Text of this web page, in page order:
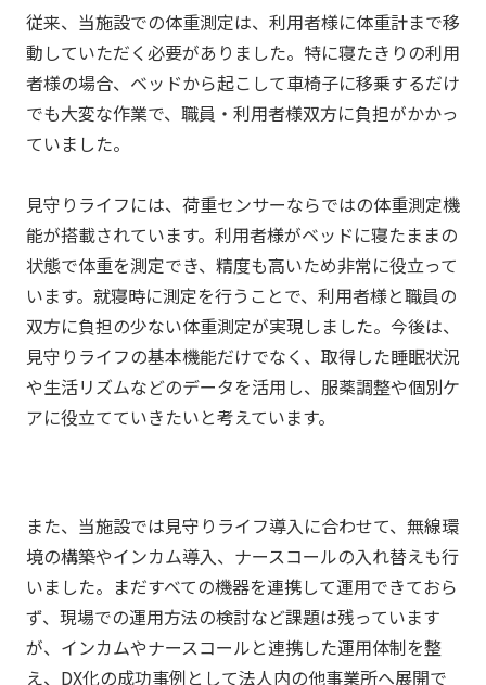
従来、当施設での体重測定は、利用者様に体重計まで移
動していただく必要がありました。特に寝たきりの利用
者様の場合、ベッドから起こして車椅子に移乗するだけ
でも大変な作業で、職員・利用者様双方に負担がかかっ
ていました。
見守りライフには、荷重センサーならではの体重測定機
能が搭載されています。利用者様がベッドに寝たままの
状態で体重を測定でき、精度も高いため非常に役立って
います。就寝時に測定を行うことで、利用者様と職員の
双方に負担の少ない体重測定が実現しました。今後は、
見守りライフの基本機能だけでなく、取得した睡眠状況
や生活リズムなどのデータを活用し、服薬調整や個別ケ
アに役立てていきたいと考えています。
また、当施設では見守りライフ導入に合わせて、無線環
境の構築やインカム導入、ナースコールの入れ替えも行
いました。まだすべての機器を連携して運用できておら
ず、現場での運用方法の検討など課題は残っています
が、インカムやナースコールと連携した運用体制を整
え、DX化の成功事例として法人内の他事業所へ展開で